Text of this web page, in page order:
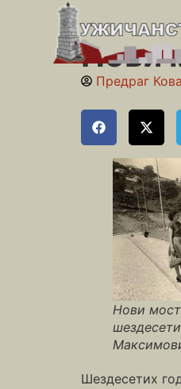
Нови
Предраг
Нови
Шездесетих